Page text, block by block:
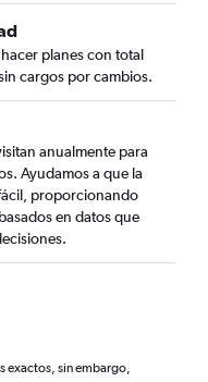
planes con total
cargos por cambios.
anualmente para
Ayudamos a que la
proporcionando
en datos que
exactos, sin embargo,